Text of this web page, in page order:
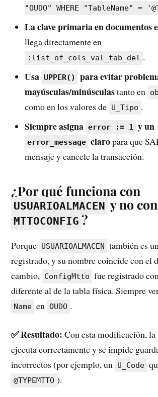
"OUDO" WHERE "TableName" =
La clave primaria en documentos
llega directamente en
:list_of_cols_val_tab_del .
Usa UPPER()
para evitar
mayúsculas/minúsculastanto en
como en los valores de U_Tipo .
Siempre asigna error := 1 y un
error_message claropara que
mensaje y cancele la transacción.
¿Por qué funciona con
USUARIOALMACEN y no con
MTTOCONFIG ?
Porque USUARIOALMACEN también es
registrado, y su nombre coincide con el
cambio, ConfigMtto fue registrado
diferente al de la tabla física. Siempre
Name en OUDO .
✅ Resultado: Con esta modificación,
ejecuta correctamente y se impide
incorrectos (por ejemplo, un U_Code
@TYPEMTTO ).